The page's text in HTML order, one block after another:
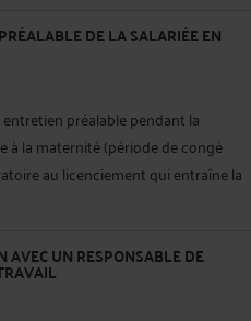
DE LA SALARIÉE EN
préalable pendant la
à la maternité (période de congé
au licenciement qui entraîne la
UN RESPONSABLE DE